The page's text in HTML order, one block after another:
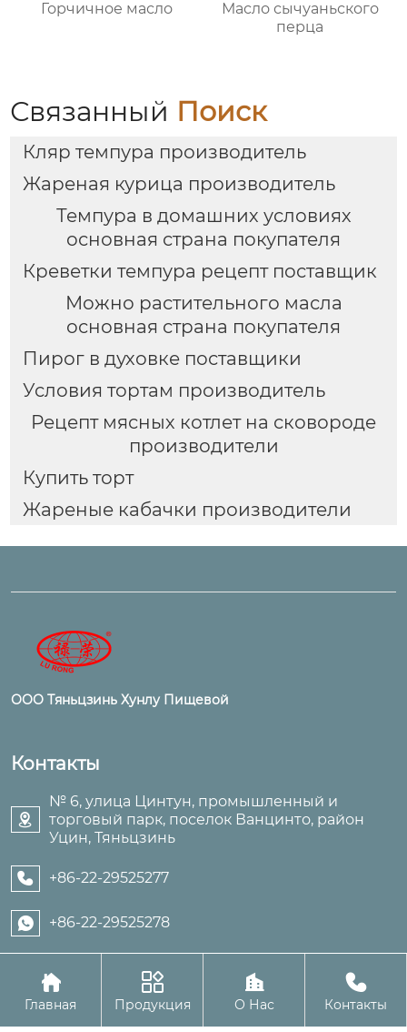
Горчичное масло
Масло сычуаньского
перца
Связанный Поиск
Кляр темпура производитель
Жареная курица производитель
Темпура в домашних условиях
основная страна покупателя
Креветки темпура рецепт поставщик
Можно растительного масла
основная страна покупателя
Пирог в духовке поставщики
Условия тортам производитель
Рецепт мясных котлет на сковороде
производители
Купить торт
Жареные кабачки производители
ООО Тяньцзинь Хунлу Пищевой
Контакты

№ 6, улица Цинтун, промышленный и
торговый парк, поселок Ванцинто, район
Уцин, Тяньцзинь
 +86-22-29525277
 +86-22-29525278
Авторское право©ООО Тяньцзинь Хунлу Пищевой

Главная

Продукция

О Нас

Контакты